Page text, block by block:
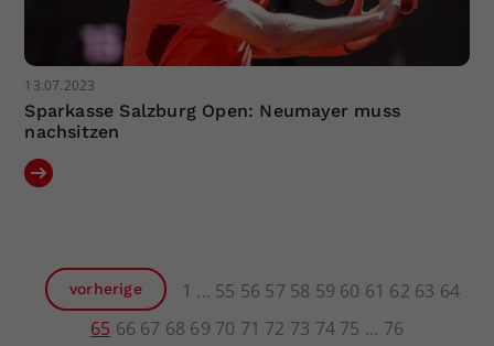
13.07.2023
Sparkasse Salzburg Open: Neumayer muss
nachsitzen
vorherige 1 55 56 57 58 59 60 61 62 63 64
65 66 67 68 69 70 71 72 73 74 75 76